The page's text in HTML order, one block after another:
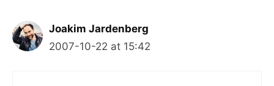
Joakim Jardenberg
2007-10-22 at 15:42